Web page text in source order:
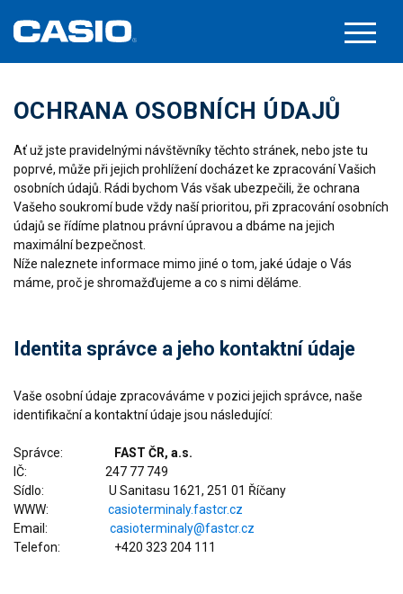
OCHRANA OSOBNÍCH ÚDAJŮ
Ať už jste pravidelnými návštěvníky těchto stránek, nebo jste tu
poprvé, může při jejich prohlížení docházet ke zpracování Vašich
osobních údajů. Rádi bychom Vás však ubezpečili, že ochrana
Vašeho soukromí bude vždy naší prioritou, při zpracování osobních
údajů se řídíme platnou právní úpravou a dbáme na jejich
maximální bezpečnost.
Níže naleznete informace mimo jiné o tom, jaké údaje o Vás
máme, proč je shromažďujeme a co s nimi děláme.
Identita správce a jeho kontaktní údaje
Vaše osobní údaje zpracováváme v pozici jejich správce, naše
identifikační a kontaktní údaje jsou následující:
Správce:
FAST ČR, a.s.
IČ: 247 77 749
Sídlo: U Sanitasu 1621, 251 01 Říčany
WWW: casioterminaly.fastcr.cz
Email: casioterminaly@fastcr.cz
Telefon: +420 323 204 111